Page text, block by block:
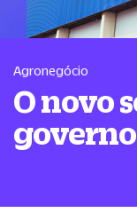
Agronegócio
O novo